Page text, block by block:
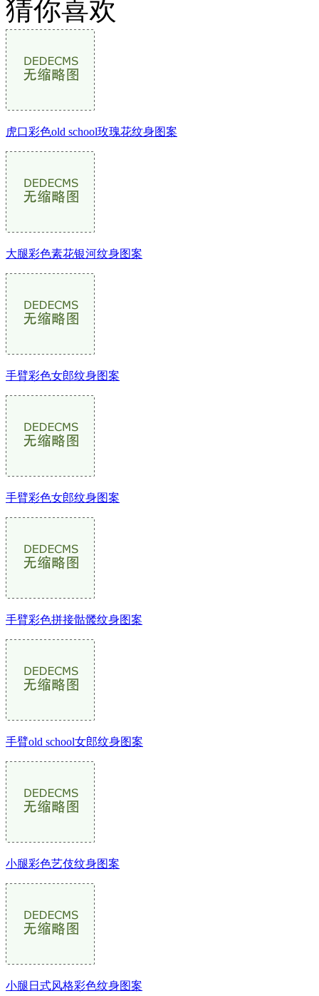
武汉老兵纹身微信
： 服务号：laobingwenshen 订阅号：laobing66666 打造国
文资讯！精美纹身图案及手稿 纹身作品 一站搞定！回复相
问千万素材的微官网，中国最强最全纹身图案尽在其中！
猜你喜欢
虎口彩色old school玫瑰花纹身图案
大腿彩色素花银河纹身图案
手臂彩色女郎纹身图案
手臂彩色女郎纹身图案
手臂彩色拼接骷髅纹身图案
手臂old school女郎纹身图案
小腿彩色艺伎纹身图案
小腿日式风格彩色纹身图案